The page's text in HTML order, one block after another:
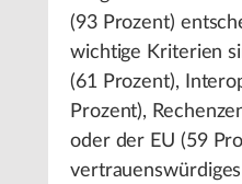
(93 Prozent)
wichtige Kriterien
(61 Prozent),
Prozent),
oder der EU (59